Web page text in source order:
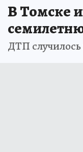
В Томске
ДТП